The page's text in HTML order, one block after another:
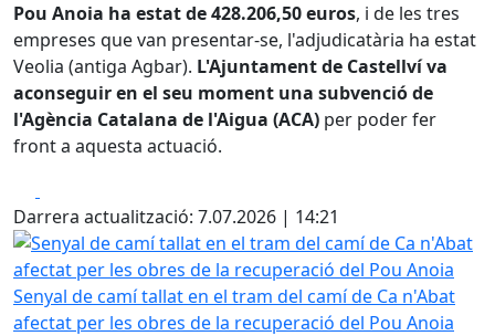
Pou Anoia ha estat de 428.206,50 euros, i de les tres
empreses que van presentar-se, l'adjudicatària ha estat
Veolia (antiga Agbar). L'Ajuntament de Castellví va
aconseguir en el seu moment una subvenció de
l'Agència Catalana de l'Aigua (ACA) per poder fer
front a aquesta actuació.
Darrera actualització: 7.07.2026 | 14:21
Senyal de camí tallat en el tram del camí de Ca n'Abat
Senyal de camí tallat en el tram del camí de Ca n'Abat
afectat per les obres de la recuperació del Pou Anoia